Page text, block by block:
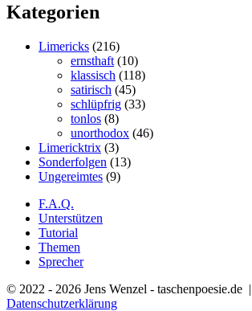
Kategorien
Limericks (216)
ernsthaft (10)
klassisch (118)
satirisch (45)
schlüpfrig (33)
tonlos (8)
unorthodox (46)
Limericktrix (3)
Sonderfolgen (13)
Ungereimtes (9)
F.A.Q.
Unterstützen
Tutorial
Themen
Sprecher
© 2022 - 2026 Jens Wenzel - taschenpoesie.de |
Datenschutzerklärung